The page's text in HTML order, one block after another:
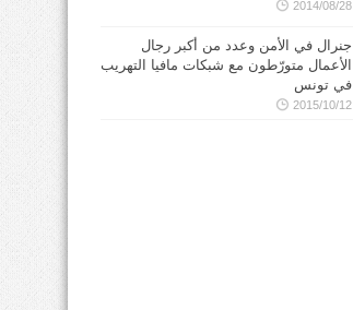
2014/08/28
جنرال في الأمن وعدد من أكبر رجال
الأعمال متورّطون مع شبكات مافيا التهريب
في تونس
2015/10/12